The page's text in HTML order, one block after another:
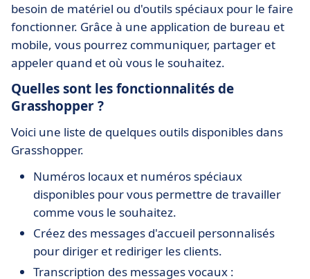
besoin de matériel ou d'outils spéciaux pour le faire
fonctionner. Grâce à une application de bureau et
mobile, vous pourrez communiquer, partager et
appeler quand et où vous le souhaitez.
Quelles sont les fonctionnalités de
Grasshopper ?
Voici une liste de quelques outils disponibles dans
Grasshopper.
Numéros locaux et numéros spéciaux
disponibles pour vous permettre de travailler
comme vous le souhaitez.
Créez des messages d'accueil personnalisés
pour diriger et rediriger les clients.
Transcription des messages vocaux :